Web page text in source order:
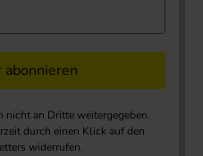
nicht an Dritte weitergegeben.
durch einen Klick auf den
widerrufen.